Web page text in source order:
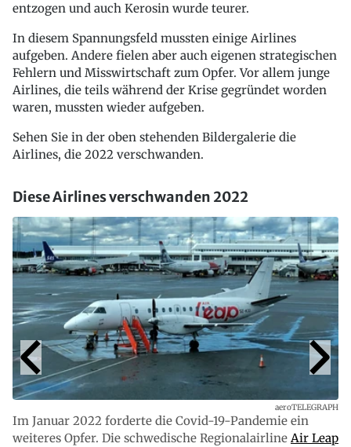
entzogen und auch Kerosin wurde teurer.
In diesem Spannungsfeld mussten einige Airlines
aufgeben. Andere fielen aber auch eigenen strategischen
Fehlern und Misswirtschaft zum Opfer. Vor allem junge
Airlines, die teils während der Krise gegründet worden
waren, mussten wieder aufgeben.
Sehen Sie in der oben stehenden Bildergalerie die
Airlines, die 2022 verschwanden.
Diese Airlines verschwanden 2022
Im Januar 2022 forderte die Covid-19-Pandemie ein
weiteres Opfer. Die schwedische Regionalairline Air Leap
aeroTELEGRAPH